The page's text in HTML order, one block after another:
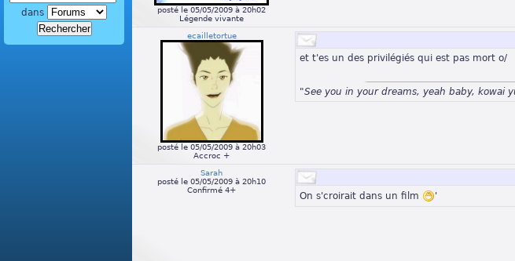
dans
posté le 05/05/2009 à 20h02
Légende vivante
ecailletortue
posté le 05/05/2009 à 20h03
Accroc +
et t'es un des privilégiés qui est pas mort o/
"See you in your dreams, yeah baby, kowai
Sarah
posté le 05/05/2009 à 20h10
Confirmé 4+
On s'croirait dans un film '